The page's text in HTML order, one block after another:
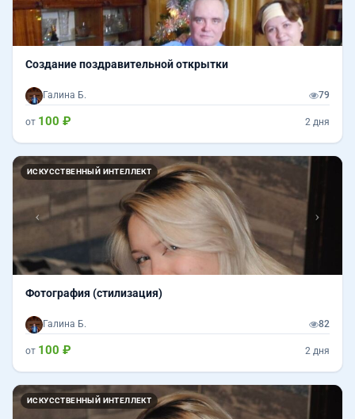
Создание поздравительной открытки
Галина Б. 79
от 100 ₽ 2 дня
ИСКУССТВЕННЫЙ ИНТЕЛЛЕКТ
Назад
Фотография (стилизация)
Галина Б. 82
от 100 ₽ 2 дня
ИСКУССТВЕННЫЙ ИНТЕЛЛЕКТ
Назад